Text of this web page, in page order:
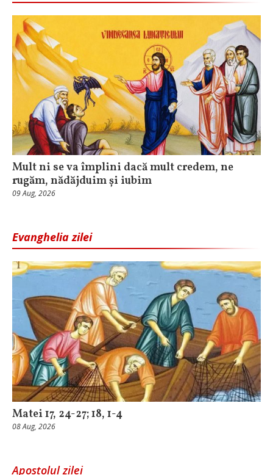
Mult ni se va împlini dacă mult credem, ne
rugăm, nădăjduim și iubim
09 Aug, 2026
Evanghelia zilei
Matei 17, 24-27; 18, 1-4
08 Aug, 2026
Apostolul zilei